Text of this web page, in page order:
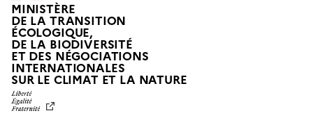
MINISTÈRE
DE LA TRANSITION
ÉCOLOGIQUE,
DE LA BIODIVERSITÉ
ET DES NÉGOCIATIONS
INTERNATIONALES
SUR LE CLIMAT ET LA NATUREL